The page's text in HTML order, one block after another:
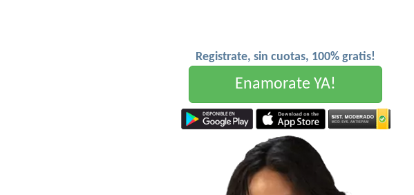
Registrate, sin cuotas, 100% gratis!
Enamorate YA!